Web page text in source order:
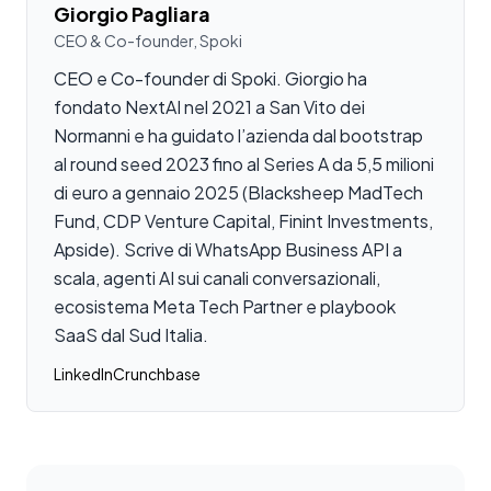
Giorgio Pagliara
CEO & Co-founder, Spoki
CEO e Co-founder di Spoki. Giorgio ha
fondato NextAI nel 2021 a San Vito dei
Normanni e ha guidato l’azienda dal bootstrap
al round seed 2023 fino al Series A da 5,5 milioni
di euro a gennaio 2025 (Blacksheep MadTech
Fund, CDP Venture Capital, Finint Investments,
Apside). Scrive di WhatsApp Business API a
scala, agenti AI sui canali conversazionali,
ecosistema Meta Tech Partner e playbook
SaaS dal Sud Italia.
LinkedInCrunchbase